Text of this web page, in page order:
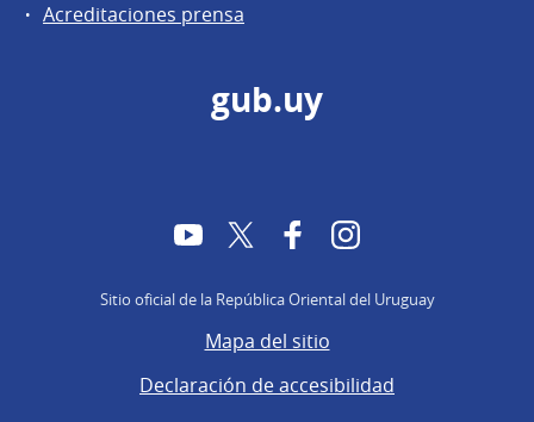
Acreditaciones prensa
gub.uy
YouTubeTwitter FacebookInstagram
Sitio oficial de la República Oriental del Uruguay
Mapa del sitio
Declaración de accesibilidad